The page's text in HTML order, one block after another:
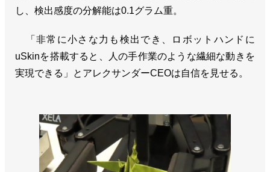
し、検出感度の分解能は0.1グラム重。
「非常に小さな力も検出でき、ロボットハンドに
uSkinを搭載すると、人の手作業のような繊細な動きを
実現できる」とアレクサンダーCEOは自信を見せる。